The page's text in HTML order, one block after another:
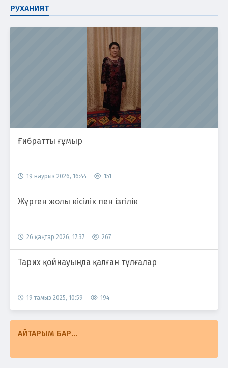
РУХАНИЯТ
Ғибратты ғұмыр
19 наурыз 2026, 16:44 151
Жүрген жолы кісілік пен ізгілік
26 қаңтар 2026, 17:37 267
Тарих қойнауында қалған тұлғалар
19 тамыз 2025, 10:59 194
АЙТАРЫМ БАР...